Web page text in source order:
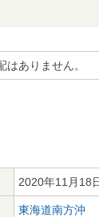
はありません。
2020年11月18
東海道南方沖